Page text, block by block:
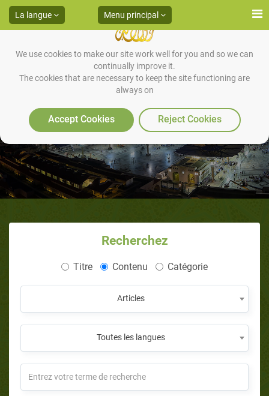
We use cookies to make our site work well for you and so we can
continually improve it.
The cookies that are necessary to keep the site functioning are
always on
Accept Cookies Reject Cookies
La langue Menu principal
Le Jihād en Islam - partie III
Recherchez
Titre Contenu Catégorie
Articles
Toutes les langues